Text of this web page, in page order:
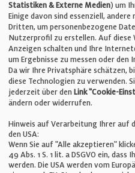
E-Mail:info@bauelemente-
Unternehmen
Impressum
Cookie-Einstellungen
Statistiken & Externe Medien) um
Einige davon sind essenziell,
Dritten, um personenbezogene
Nutzerprofil zu erstellen. Auf diese
Anzeigen schalten und Ihre
um Ergebnisse zu messen oder
Da wir Ihre Privatsphäre schätzen,
diese Technologien zu verwenden.
jederzeit über den Link "Cookie-
ändern oder widerrufen.
Hinweis auf Verarbeitung Ihrer auf
den USA:
Wenn Sie auf "Alle akzeptieren"
49 Abs. 1 S. 1 lit. a DSGVO ein,
werden. Die USA werden vom